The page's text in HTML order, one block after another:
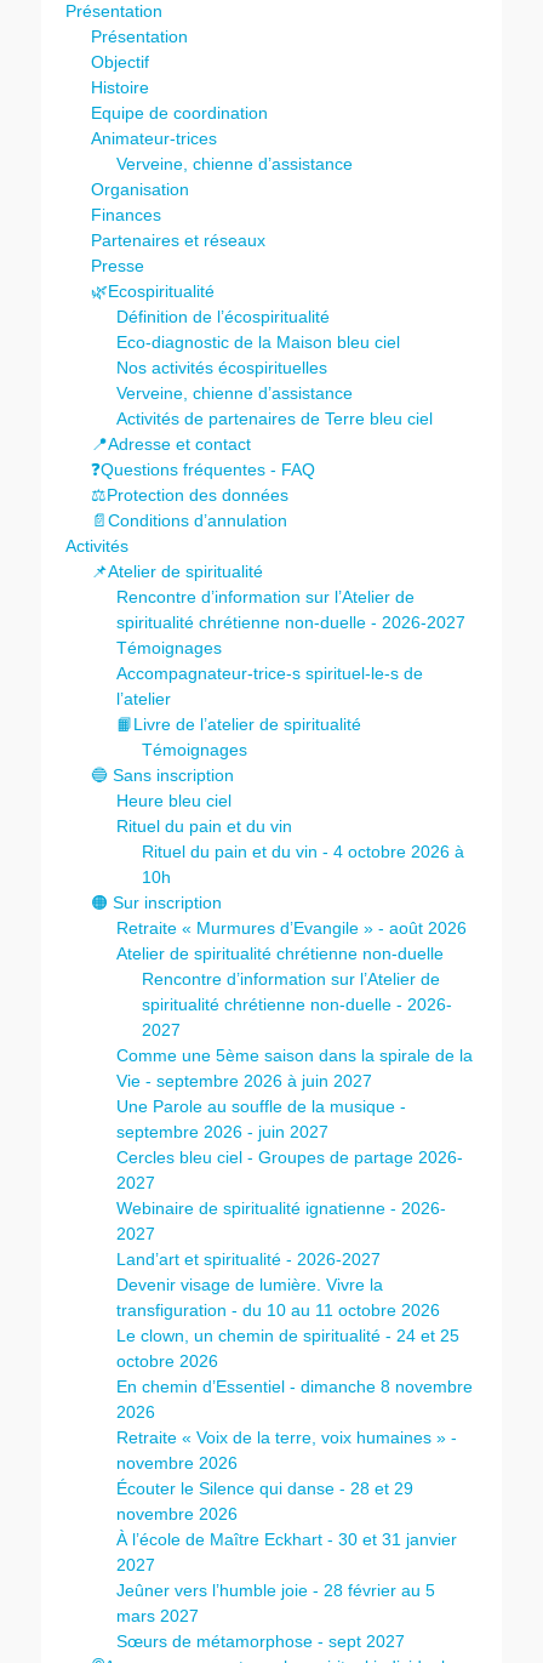
Présentation
Présentation
Objectif
Histoire
Equipe de coordination
Animateur-trices
Verveine, chienne d’assistance
Organisation
Finances
Partenaires et réseaux
Presse
🌿Ecospiritualité
Définition de l’écospiritualité
Eco-diagnostic de la Maison bleu ciel
Nos activités écospirituelles
Verveine, chienne d’assistance
Activités de partenaires de Terre bleu ciel
📍Adresse et contact
❓Questions fréquentes - FAQ
⚖️Protection des données
📄Conditions d’annulation
Activités
📌Atelier de spiritualité
Rencontre d’information sur l’Atelier de
spiritualité chrétienne non-duelle - 2026-2027
Témoignages
Accompagnateur-trice-s spirituel-le-s de
l’atelier
📙Livre de l’atelier de spiritualité
Témoignages
🔵 Sans inscription
Heure bleu ciel
Rituel du pain et du vin
Rituel du pain et du vin - 4 octobre 2026 à
10h
🟠 Sur inscription
Retraite « Murmures d’Evangile » - août 2026
Atelier de spiritualité chrétienne non-duelle
Rencontre d’information sur l’Atelier de
spiritualité chrétienne non-duelle - 2026-
2027
Comme une 5ème saison dans la spirale de la
Vie - septembre 2026 à juin 2027
Une Parole au souffle de la musique -
septembre 2026 - juin 2027
Cercles bleu ciel - Groupes de partage 2026-
2027
Webinaire de spiritualité ignatienne - 2026-
2027
Land’art et spiritualité - 2026-2027
Devenir visage de lumière. Vivre la
transfiguration - du 10 au 11 octobre 2026
Le clown, un chemin de spiritualité - 24 et 25
octobre 2026
En chemin d’Essentiel - dimanche 8 novembre
2026
Retraite « Voix de la terre, voix humaines » -
novembre 2026
Écouter le Silence qui danse - 28 et 29
novembre 2026
À l’école de Maître Eckhart - 30 et 31 janvier
2027
Jeûner vers l’humble joie - 28 février au 5
mars 2027
Sœurs de métamorphose - sept 2027